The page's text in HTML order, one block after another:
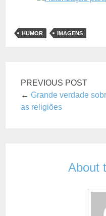
HUMOR IMAGENS
PREVIOUS POST
←Grande verdade
as religiões
About